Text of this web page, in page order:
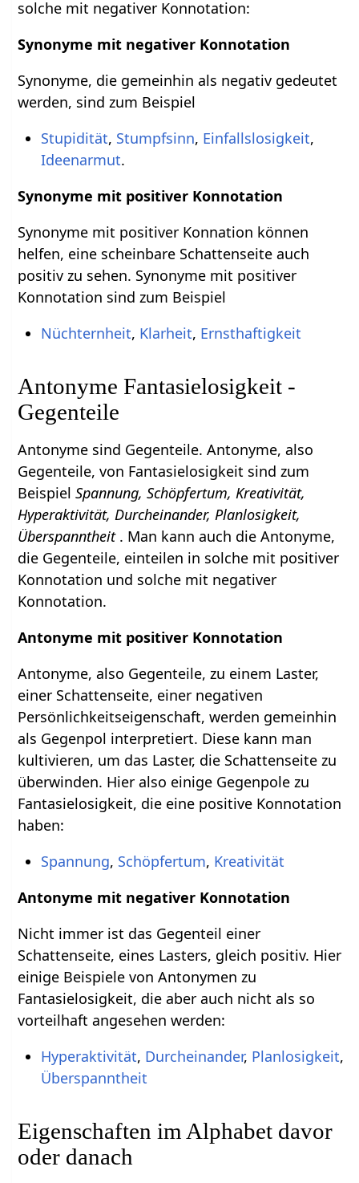
solche mit negativer Konnotation:
Synonyme mit negativer Konnotation
Synonyme, die gemeinhin als negativ gedeutet
werden, sind zum Beispiel
Stupidität, Stumpfsinn, Einfallslosigkeit,
Ideenarmut.
Synonyme mit positiver Konnotation
Synonyme mit positiver Konnation können
helfen, eine scheinbare Schattenseite auch
positiv zu sehen. Synonyme mit positiver
Konnotation sind zum Beispiel
Nüchternheit, Klarheit, Ernsthaftigkeit
Antonyme Fantasielosigkeit -
Gegenteile
Antonyme sind Gegenteile. Antonyme, also
Gegenteile, von Fantasielosigkeit sind zum
BeispielSpannung, Schöpfertum, Kreativität,
Hyperaktivität, Durcheinander, Planlosigkeit,
Überspanntheit . Man kann auch die Antonyme,
die Gegenteile, einteilen in solche mit positiver
Konnotation und solche mit negativer
Konnotation.
Antonyme mit positiver Konnotation
Antonyme, also Gegenteile, zu einem Laster,
einer Schattenseite, einer negativen
Persönlichkeitseigenschaft, werden gemeinhin
als Gegenpol interpretiert. Diese kann man
kultivieren, um das Laster, die Schattenseite zu
überwinden. Hier also einige Gegenpole zu
Fantasielosigkeit, die eine positive Konnotation
haben:
Spannung, Schöpfertum, Kreativität
Antonyme mit negativer Konnotation
Nicht immer ist das Gegenteil einer
Schattenseite, eines Lasters, gleich positiv. Hier
einige Beispiele von Antonymen zu
Fantasielosigkeit, die aber auch nicht als so
vorteilhaft angesehen werden:
Hyperaktivität, Durcheinander, Planlosigkeit,
Überspanntheit
Eigenschaften im Alphabet davor
oder danach